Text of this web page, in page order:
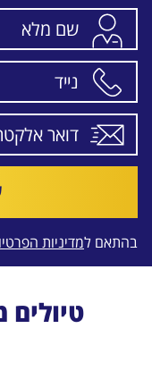
בהתאם למדיניות
טיולים